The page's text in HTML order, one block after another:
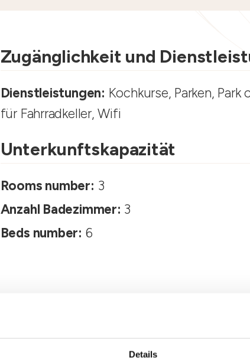
Details
Zugänglichkeit und
Dienstleistungen: Kochkurse, Parken, Park
für Fahrradkeller, Wifi
Unterkunftskapazität
Rooms number: 3
Anzahl Badezimmer: 3
Beds number: 6